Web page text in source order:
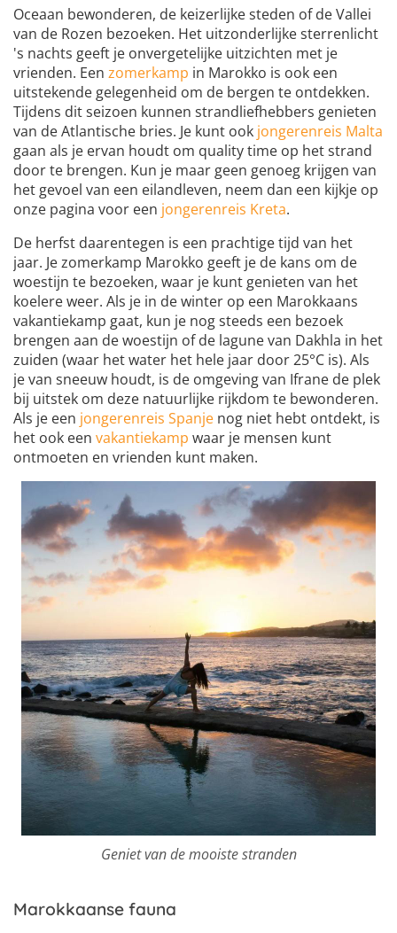
Oceaan bewonderen, de keizerlijke steden of de Vallei
van de Rozen bezoeken. Het uitzonderlijke sterrenlicht
's nachts geeft je onvergetelijke uitzichten met je
vrienden. Een zomerkamp in Marokko is ook een
uitstekende gelegenheid om de bergen te ontdekken.
Tijdens dit seizoen kunnen strandliefhebbers genieten
van de Atlantische bries. Je kunt ook jongerenreis Malta
gaan als je ervan houdt om quality time op het strand
door te brengen. Kun je maar geen genoeg krijgen van
het gevoel van een eilandleven, neem dan een kijkje op
onze pagina voor een jongerenreis Kreta.
De herfst daarentegen is een prachtige tijd van het
jaar. Je zomerkamp Marokko geeft je de kans om de
woestijn te bezoeken, waar je kunt genieten van het
koelere weer. Als je in de winter op een Marokkaans
vakantiekamp gaat, kun je nog steeds een bezoek
brengen aan de woestijn of de lagune van Dakhla in het
zuiden (waar het water het hele jaar door 25°C is). Als
je van sneeuw houdt, is de omgeving van Ifrane de plek
bij uitstek om deze natuurlijke rijkdom te bewonderen.
Als je een jongerenreis Spanje nog niet hebt ontdekt, is
het ook een vakantiekamp waar je mensen kunt
ontmoeten en vrienden kunt maken.
Geniet van de mooiste stranden
Marokkaanse fauna